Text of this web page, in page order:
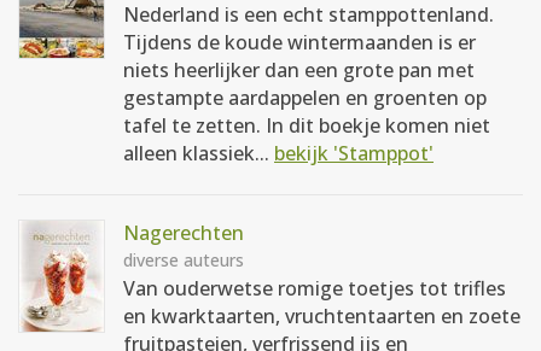
Nederland is een echt stamppottenland.
Tijdens de koude wintermaanden is er
niets heerlijker dan een grote pan met
gestampte aardappelen en groenten op
tafel te zetten. In dit boekje komen niet
alleen klassiek... bekijk 'Stamppot'
Nagerechten
diverse auteurs
Van ouderwetse romige toetjes tot trifles
en kwarktaarten, vruchtentaarten en zoete
fruitpasteien, verfrissend ijs en